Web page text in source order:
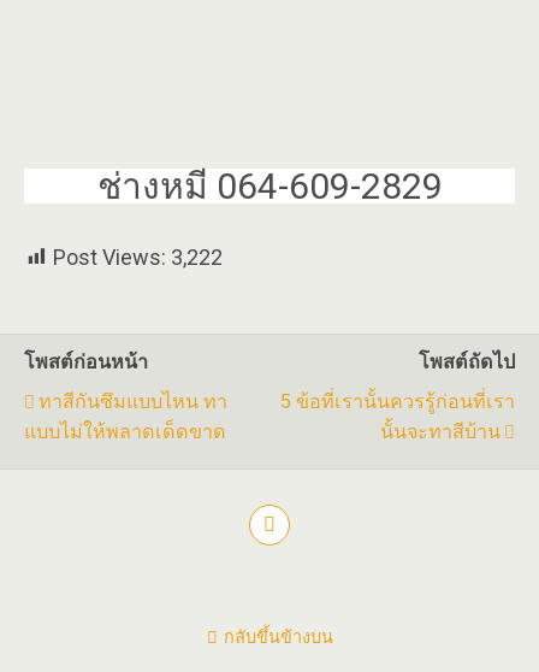
ช่างหมี 064-609-2829
Post Views: 3,222
โพสต์ก่อนหน้า
ทาสีกันซึมแบบไหน ทา
แบบไม่ให้พลาดเด็ดขาด
โพสต์ถัดไป
5 ข้อที่เรานั้นควรรู้ก่อนที่เรา
นั้นจะทาสีบ้าน
กลับขึ้นข้างบน